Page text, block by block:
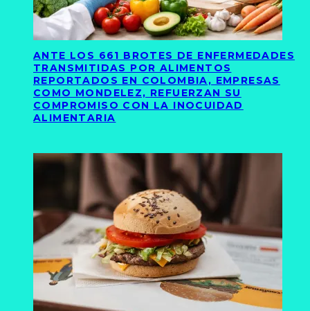
ANTE LOS 661 BROTES DE ENFERMEDADES
TRANSMITIDAS POR ALIMENTOS
REPORTADOS EN COLOMBIA, EMPRESAS
COMO MONDELEZ, REFUERZAN SU
COMPROMISO CON LA INOCUIDAD
ALIMENTARIA